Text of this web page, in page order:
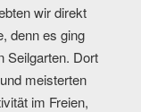
wir direkt
denn es ging
Seilgarten. Dort
meisterten
im Freien,